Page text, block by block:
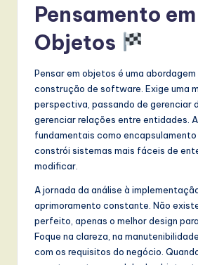
Pensamento em
Objetos
Pensar em objetos é uma
construção de software. Exige uma
perspectiva, passando de gerenciar
gerenciar relações entre entidades.
fundamentais como
constrói sistemas mais fáceis de
modificar.
A jornada da análise à
aprimoramento constante. Não
perfeito, apenas o melhor design
Foque na clareza, na
com os requisitos do negócio.